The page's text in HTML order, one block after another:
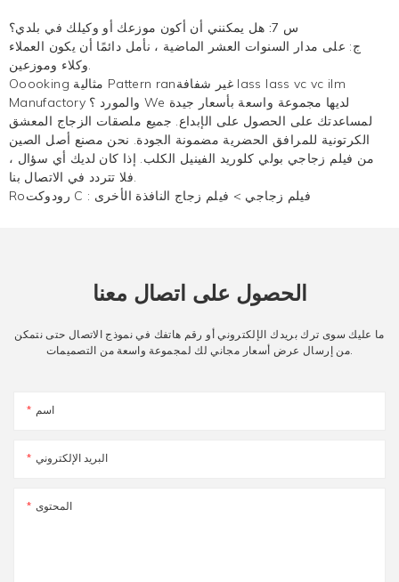
س 7: هل يمكنني أن أكون موزعك أو وكيلك في بلدي؟
ج: على مدار السنوات العشر الماضية ، نأمل دائمًا أن يكون العملاء
وكلاء وموزعين.
Ooooking مثالية Pattern ranغير شفافة lass lass vc vc ilm
Manufactory والمورد ؟ We لديها مجموعة واسعة بأسعار جيدة
لمساعدتك على الحصول على الإبداع. جميع ملصقات الزجاج المعشق
الكرتونية للمرافق الحضرية مضمونة الجودة. نحن مصنع أصل الصين
من فيلم زجاجي بولي كلوريد الفينيل الكلب. إذا كان لديك أي سؤال ،
فلا تتردد في الاتصال بنا.
Roرودوكت C :
فيلم زجاجي > فيلم زجاج النافذة الأخرى
الحصول على اتصال معنا
ما عليك سوى ترك بريدك الإلكتروني أو رقم هاتفك في نموذج الاتصال حتى نتمكن
اسم
البريد الإلكتروني
المحتوى